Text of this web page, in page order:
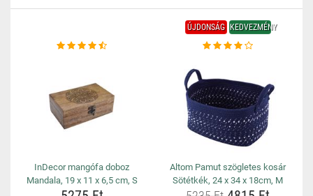
InDecor mangófa doboz
Mandala, 19 x 11 x 6,5 cm, S
ÚJDONSÁG KEDVEZMÉNY
Altom Pamut szögletes kosár
Sötétkék, 24 x 34 x 18cm, M